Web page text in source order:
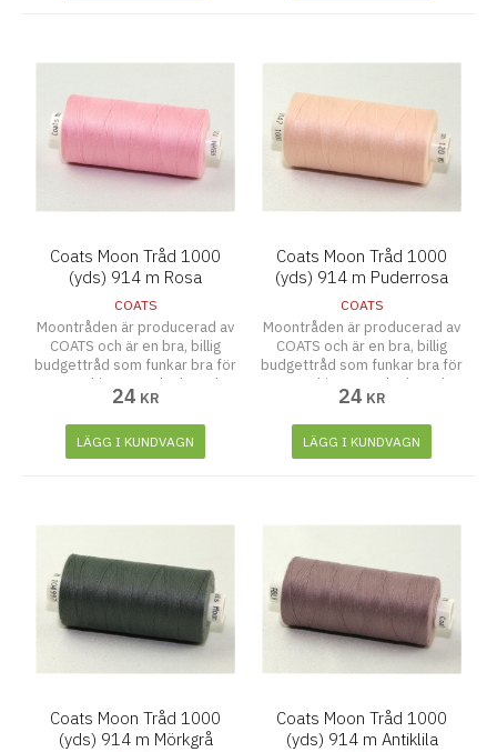
Coats Moon Tråd 1000
(yds) 914 m Rosa
COATS
Moontråden är producerad av
COATS och är en bra, billig
budgettråd som funkar bra för
symaskiner, overlocks och
även att sy för hand.
24 KR
LÄGG I KUNDVAGN
Coats Moon Tråd 1000
(yds) 914 m Puderrosa
COATS
Moontråden är producerad av
COATS och är en bra, billig
budgettråd som funkar bra för
symaskiner, overlocks och
även att sy för hand.
24 KR
LÄGG I KUNDVAGN
Coats Moon Tråd 1000
(yds) 914 m Mörkgrå
Coats Moon Tråd 1000
(yds) 914 m Antiklila